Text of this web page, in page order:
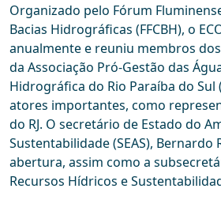
Organizado pelo Fórum
Bacias Hidrográficas (FFCBH), o
anualmente e reuniu membros dos
da Associação Pró-Gestão das
Hidrográfica do Rio Paraíba do Sul
atores importantes, como
do RJ. O secretário de Estado do
Sustentabilidade (SEAS), Bernardo
abertura, assim como a
Recursos Hídricos e